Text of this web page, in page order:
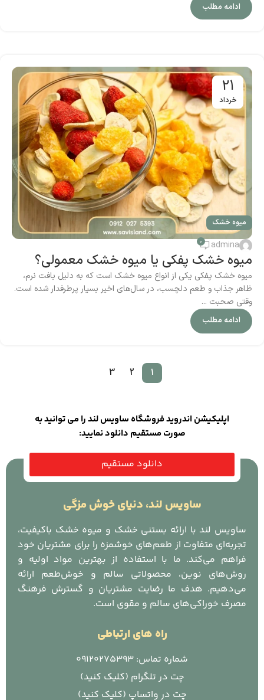
ادامه مطلب
21
خرداد
میوه خشک
admina
0
میوه خشک پفکی یا میوه خشک معمولی؟
میوه خشک پفکی یکی از انواع میوه خشک‌ است که به دلیل بافت نرم،
ظاهر جذاب و طعم دلچسب، در سال‌های اخیر بسیار پرطرفدار شده است.
وقتی صحبت ...
ادامه مطلب
1
2
3
اپلیکیشن اندروید فروشگاه ساویس لند را می توانید به
صورت مستقیم دانلود نمایید:
دانلود مستقیم
ساویس لند، دنیای خوش مزگی
ساویس لند با ارائه بستنی خشک و میوه خشک باکیفیت،
تجربه‌ای متفاوت از طعم‌های خوشمزه را برای مشتریان خود
فراهم می‌کند. ما با استفاده از بهترین مواد اولیه و
روش‌های نوین، محصولاتی سالم و خوش‌طعم ارائه
می‌دهیم. هدف ما رضایت مشتریان و گسترش فرهنگ
مصرف خوراکی‌های سالم و مقوی است.
راه های ارتباطی
شماره تماس: 09120275393
چت در تلگرام (کلیک کنید)
چت در واتساپ (کلیک کنید)